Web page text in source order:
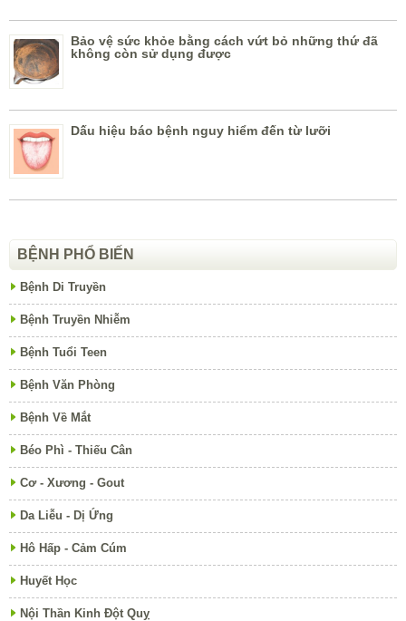
Bảo vệ sức khỏe bằng cách vứt bỏ những thứ đã
không còn sử dụng được
Dấu hiệu báo bệnh nguy hiểm đến từ lưỡi
BỆNH PHỔ BIẾN
Bệnh Di Truyền
Bệnh Truyền Nhiễm
Bệnh Tuổi Teen
Bệnh Văn Phòng
Bệnh Về Mắt
Béo Phì - Thiếu Cân
Cơ - Xương - Gout
Da Liễu - Dị Ứng
Hô Hấp - Cảm Cúm
Huyết Học
Nội Thần Kinh Đột Quỵ